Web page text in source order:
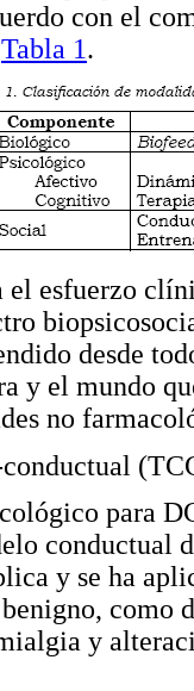
con el
Tabla 1.
esfuerzo
desde
y el mundo
no
para
conductual
y se ha
como
y